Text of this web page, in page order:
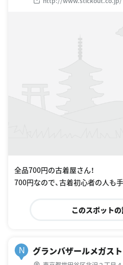
全品700円の古着屋さん！
700円なので、古着初心者の人も
このスポット
N グランバザールメガス